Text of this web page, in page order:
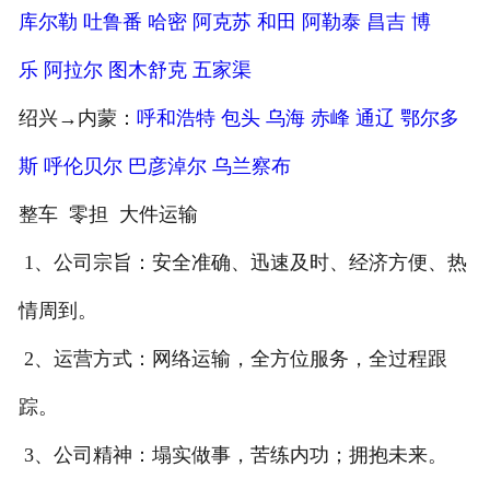
库尔勒 吐鲁番 哈密 阿克苏 和田 阿勒泰 昌吉 博
乐 阿拉尔 图木舒克 五家渠
绍兴→内蒙： 呼和浩特 包头 乌海 赤峰 通辽 鄂尔多
斯 呼伦贝尔 巴彦淖尔 乌兰察布
整车 零担 大件运输
1、公司宗旨：安全准确、迅速及时、经济方便、热
情周到。
2、运营方式：网络运输，全方位服务，全过程跟
踪。
3、公司精神：塌实做事，苦练内功；拥抱未来。